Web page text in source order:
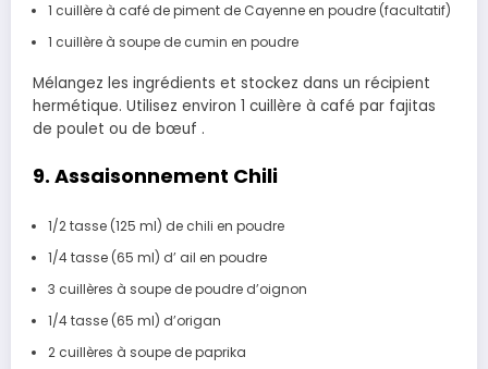
1 cuillère à café de piment de Cayenne en poudre (facultatif)
1 cuillère à soupe de cumin en poudre
Mélangez les ingrédients et stockez dans un récipient
hermétique. Utilisez environ 1 cuillère à café par fajitas
de poulet ou de bœuf .
9. Assaisonnement Chili
1/2 tasse(125 ml) de chili en poudre
1/4 tasse (65 ml) d’ ail en poudre
3 cuillères à soupe de poudre d’oignon
1/4 tasse (65 ml) d’origan
2 cuillères à soupe de paprika